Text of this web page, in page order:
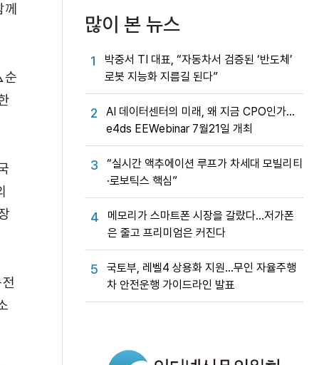
많이 본 뉴스
1
박중서 TI 대표, “자동차서 검증된 ‘반도체’
로봇 지능화 지름길 된다”
2
AI 데이터센터의 미래, 왜 지금 CPO인가…
e4ds EEWebinar 7월21일 개최
3
“실시간 액추에이션 루프가 차세대 모빌리티
·로보틱스 핵심”
4
메모리가 스마트폰 시장을 갈랐다…저가폰
은 줄고 프리미엄은 커진다
5
국토부, 레벨4 상용화 지원…무인 자율주행
차 안전운행 가이드라인 발표